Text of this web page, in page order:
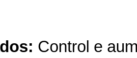
Control e